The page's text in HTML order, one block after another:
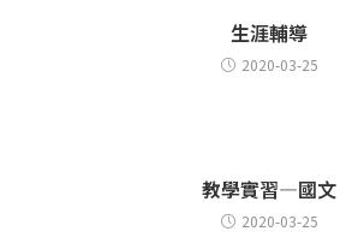
生涯輔導
2020-03-25
教學實習—國文
2020-03-25